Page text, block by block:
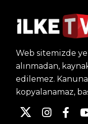
Web sitemizde
alınmadan,
edilemez.
kopyalanamaz,